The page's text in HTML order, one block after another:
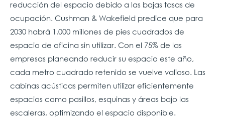
reducción del espacio debido a las bajas tasas de
ocupación. Cushman & Wakefield predice que para
2030 habrá 1,000 millones de pies cuadrados de
espacio de oficina sin utilizar. Con el 75% de las
empresas planeando reducir su espacio este año,
cada metro cuadrado retenido se vuelve valioso. Las
cabinas acústicas permiten utilizar eficientemente
espacios como pasillos, esquinas y áreas bajo las
escaleras, optimizando el espacio disponible.